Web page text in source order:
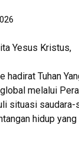
Yesus Kristus,
hadirat Tuhan
melalui
situasi
hidup